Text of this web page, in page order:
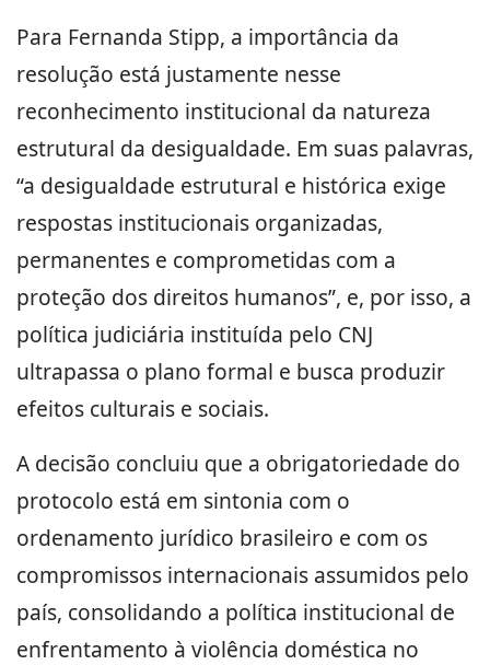
Para Fernanda Stipp, a importância da
resolução está justamente nesse
reconhecimento institucional da natureza
estrutural da desigualdade. Em suas palavras,
“a desigualdade estrutural e histórica exige
respostas institucionais organizadas,
permanentes e comprometidas com a
proteção dos direitos humanos”, e, por isso, a
política judiciária instituída pelo CNJ
ultrapassa o plano formal e busca produzir
efeitos culturais e sociais.
A decisão concluiu que a obrigatoriedade do
protocolo está em sintonia com o
ordenamento jurídico brasileiro e com os
compromissos internacionais assumidos pelo
país, consolidando a política institucional de
enfrentamento à violência doméstica no